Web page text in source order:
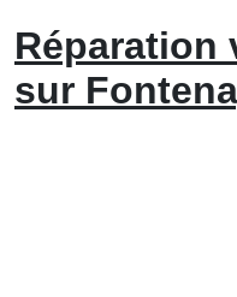
Réparation
sur